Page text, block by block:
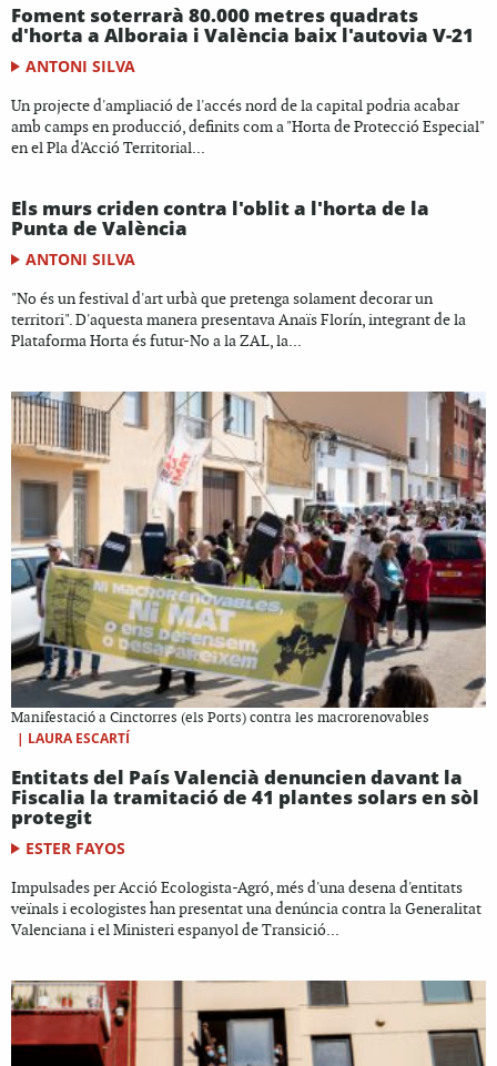
Foment soterrarà 80.000 metres quadrats
d'horta a Alboraia i València baix l'autovia V-21
ANTONI SILVA
Un projecte d'ampliació de l'accés nord de la capital podria acabar
amb camps en producció, definits com a "Horta de Protecció Especial"
en el Pla d'Acció Territorial...
Els murs criden contra l'oblit a l'horta de la
Punta de València
ANTONI SILVA
"No és un festival d'art urbà que pretenga solament decorar un
territori". D'aquesta manera presentava Anaïs Florín, integrant de la
Plataforma Horta és futur-No a la ZAL, la...
Manifestació a Cinctorres (els Ports) contra les macrorenovables
| LAURA ESCARTÍ
Entitats del País Valencià denuncien davant la
Fiscalia la tramitació de 41 plantes solars en sòl
protegit
ESTER FAYOS
Impulsades per Acció Ecologista-Agró, més d'una desena d'entitats
veïnals i ecologistes han presentat una denúncia contra la Generalitat
Valenciana i el Ministeri espanyol de Transició...